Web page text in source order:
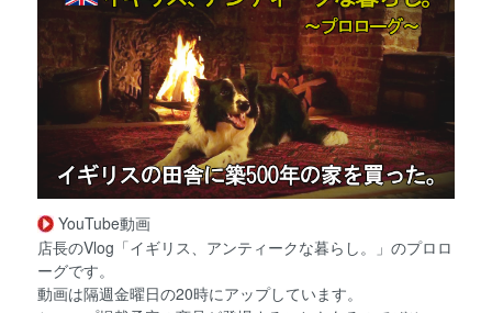
YouTube動画
店長のVlog「イギリス、アンティークな暮らし。」のプロロ
ーグです。
動画は隔週金曜日の20時にアップしています。